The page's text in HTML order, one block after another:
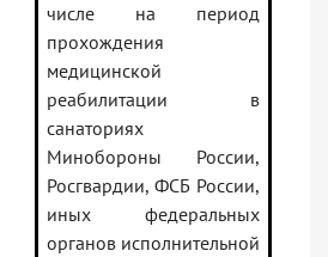
числе на период
прохождения
медицинской
реабилитации в
санаториях
Минобороны России,
Росгвардии, ФСБ России,
иных федеральных
органов исполнительной